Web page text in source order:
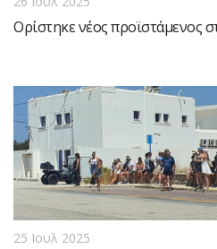
Ορίστηκε νέος προϊστάμενος
25 Ιουλ 2025